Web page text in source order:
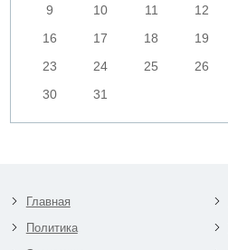
9
10 11 12
16
17 18 19
23
24 25 26
30
31
Главная
Политика